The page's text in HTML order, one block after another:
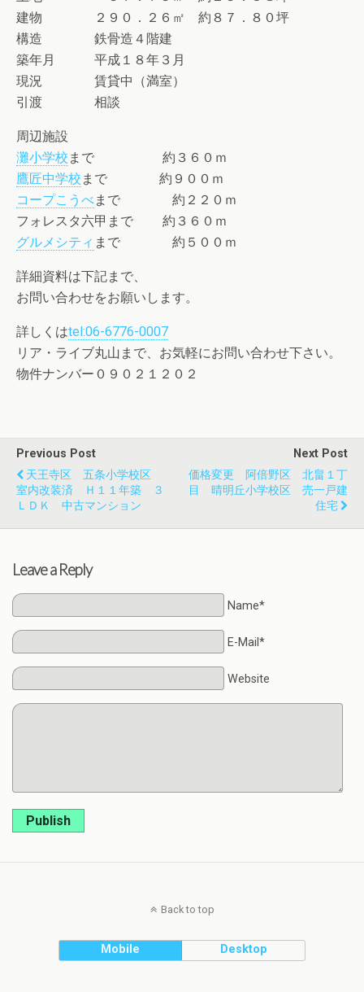
建物 ２９０．２６㎡ 約８７．８０坪
構造 鉄骨造４階建
築年月 平成１８年３月
現況 賃貸中（満室）
引渡 相談
周辺施設
灘小学校 まで 約３６０ｍ
鷹匠中学校 まで 約９００ｍ
コープこうべまで 約２２０ｍ
フォレスタ六甲まで 約３６０ｍ
グルメシティ まで 約５００ｍ
詳細資料は下記まで、
お問い合わせをお願いします。
詳しくはtel:06-6776-0007
リア・ライブ丸山まで、お気軽にお問い合わせ下さい。
物件ナンバー０９０２１２０２
Previous Post
天王寺区 五条小学校区
室内改装済 Ｈ１１年築 ３
ＬＤＫ 中古マンション
Next Post
価格変更 阿倍野区 北畠１丁
目 晴明丘小学校区 売一戸建
住宅
Leave a Reply
Name*
E-Mail*
Website
Publish
Back to top
Mobile Desktop